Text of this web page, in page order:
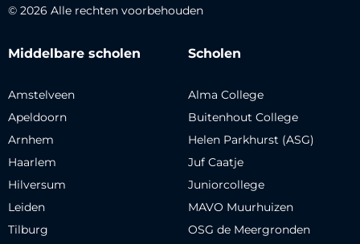
© 2026 Alle rechten voorbehouden
Middelbare scholen
Amstelveen
Apeldoorn
Arnhem
Haarlem
Hilversum
Leiden
Tilburg
Scholen
Alma College
Buitenhout College
Helen Parkhurst (ASG)
Juf Caatje
Juniorcollege
MAVO Muurhuizen
OSG de Meergronden